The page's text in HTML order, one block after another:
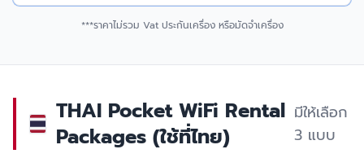
***ราคาไม่รวม Vat ประกันเครื่อง หรือมัดจำเครื่อง
THAI Pocket WiFi Rental
Packages (ใช้ที่ไทย)
มีให้เลือก
3 แบบ